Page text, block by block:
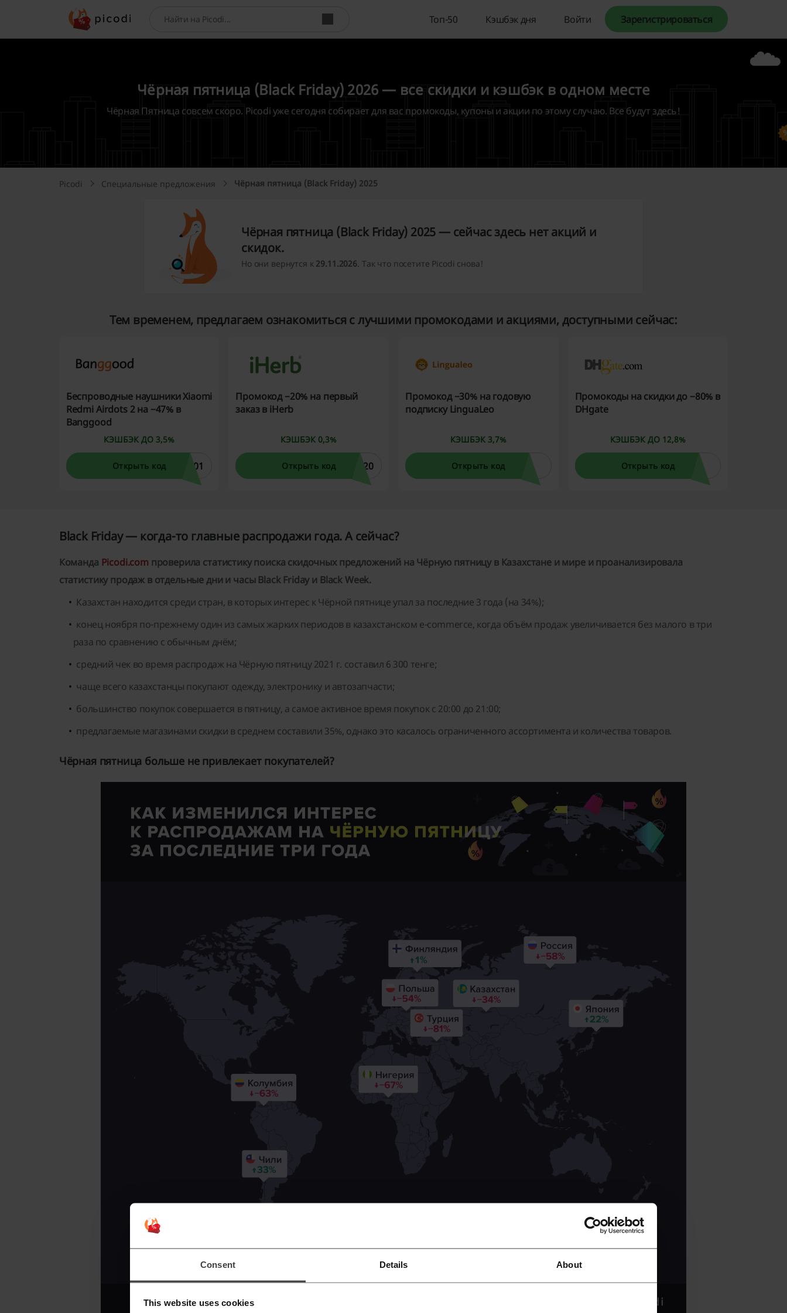
Consent Details About
This website uses cookies
Поиск Топ-50 Кэшбэк дня Войти Зарегистрироваться
Чёрная пятница (Black Friday) 2026 — все скидки и кэшбэк в одном месте
Чёрная Пятница совсем скоро. Picodi уже сегодня собирает для вас промокоды, купоны и акции по этому случаю. Все будут здесь!
Picodi Специальные предложения Чёрная пятница (Black Friday) 2025
Чёрная пятница (Black Friday) 2025 — сейчас здесь нет акций и
скидок.
Но они вернутся к 29.11.2026 . Так что посетите Picodi снова!
Тем временем, предлагаем ознакомиться с лучшими промокодами и акциями, доступными сейчас:
Беспроводные наушники Xiaomi
Redmi Airdots 2 на −47% в
Banggood
КЭШБЭК ДО 3,5%
Открыть код U01
Промокод −20% на первый
заказ в iHerb
КЭШБЭК 0,3%
Открыть код W20
Промокод −30% на годовую
подписку LinguaLeo
КЭШБЭК 3,7%
Открыть код
Промокоды на скидки до −80% в
DHgate
КЭШБЭК ДО 12,8%
Открыть код
Black Friday — когда-то главные распродажи года. А сейчас?
Команда Picodi.com проверила статистику поиска скидочных предложений на Чёрную пятницу в Казахстане и мире и проанализировала
статистику продаж в отдельные дни и часы Black Friday и Black Week.
Казахстан находится среди стран, в которых интерес к Чёрной пятнице упал за последние 3 года (на 34%);
конец ноября по-прежнему один из самых жарких периодов в казахстанском e-commerce, когда объём продаж увеличивается без малого в три
раза по сравнению с обычным днём;
средний чек во время распродаж на Чёрную пятницу 2021 г. составил 6 300 тенге;
чаще всего казахстанцы покупают одежду, электронику и автозапчасти;
большинство покупок совершается в пятницу, а самое активное время покупок с 20:00 до 21:00;
предлагаемые магазинами скидки в среднем составили 35%, однако это касалось ограниченного ассортимента и количества товаров.
Чёрная пятница больше не привлекает покупателей?